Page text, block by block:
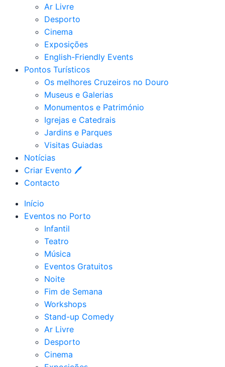
Ar Livre
Desporto
Cinema
Exposições
English-Friendly Events
Pontos Turísticos
Os melhores Cruzeiros no Douro​
Museus e Galerias
Monumentos e Património
Igrejas e Catedrais
Jardins e Parques
Visitas Guiadas
Notícias
Criar Evento 🖊
Contacto
Início
Eventos no Porto
Infantil
Teatro
Música
Eventos Gratuitos
Noite
Fim de Semana
Workshops
Stand-up Comedy
Ar Livre
Desporto
Cinema